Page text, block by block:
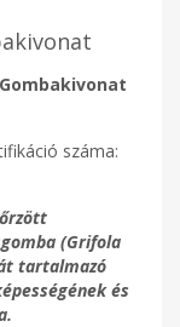
száma:
(Grifola
tartalmazó
és